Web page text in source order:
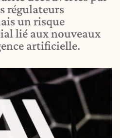
régulateurs
un risque
lié aux nouveaux
artificielle.